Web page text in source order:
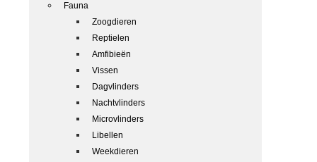
Fauna
Zoogdieren
Reptielen
Amfibieën
Vissen
Dagvlinders
Nachtvlinders
Microvlinders
Libellen
Weekdieren